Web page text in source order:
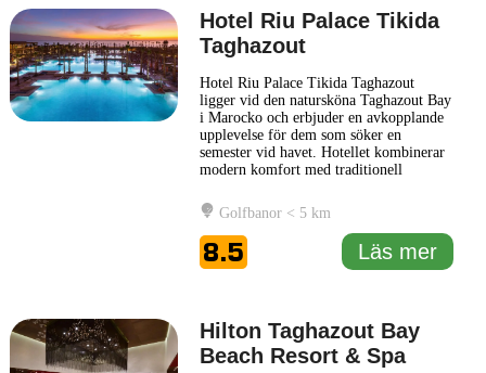
Hotel Riu Palace Tikida
Taghazout
Hotel Riu Palace Tikida Taghazout
ligger vid den natursköna Taghazout Bay
i Marocko och erbjuder en avkopplande
upplevelse för dem som söker en
semester vid havet. Hotellet kombinerar
modern komfort med traditionell
atmosfär som både är elegant och
hemtrevlig. Gästerna kan njuta av en rad
faciliteter som inkluderar flera pooler, en
lyxig spa-avdelning och direkt... Läs
mer
Golfbanor < 5 km
8.5 Läs mer
Hilton Taghazout Bay
Beach Resort & Spa